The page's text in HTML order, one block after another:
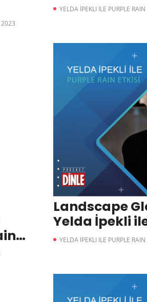
YELDA İPEKLI ILE PURPLE RAIN
2023
Landscape
Yelda İpekli
Etkisi
YELDA İPEKLI ILE PURPLE RAIN